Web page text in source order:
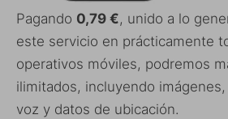
Pagando 0,79 €, unido a lo
este servicio en prácticamente
operativos móviles, podremos
ilimitados, incluyendo
voz y datos de ubicación.